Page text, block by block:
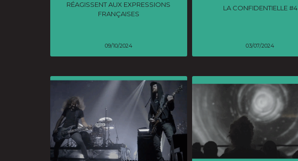
RÉAGISSENT AUX EXPRESSIONS
FRANÇAISES
09/10/2024
LA CONFIDENTIELLE #4
03/07/2024